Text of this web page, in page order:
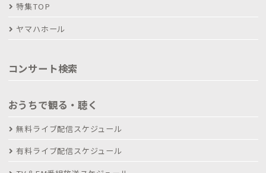
特集TOP
ヤマハホール
コンサート検索
おうちで観る・聴く
無料ライブ配信スケジュール
有料ライブ配信スケジュール